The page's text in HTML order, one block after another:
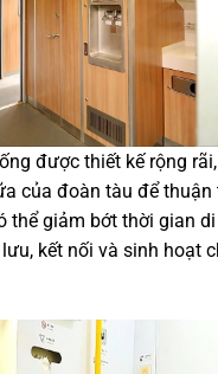
được thiết kế rộng
của đoàn tàu để thuận
thể giảm bớt thời gian
kết nối và sinh hoạt